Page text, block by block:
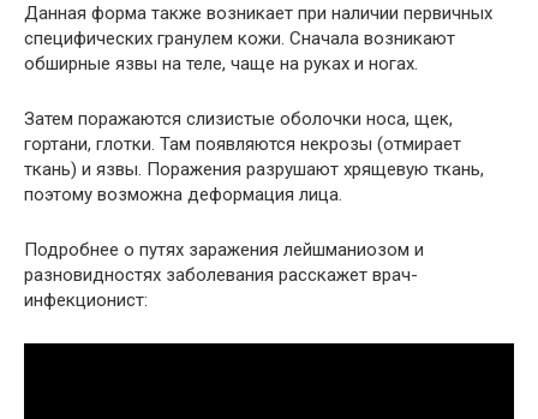
Данная форма также возникает при наличии первичных
специфических гранулем кожи. Сначала возникают
обширные язвы на теле, чаще на руках и ногах.
Затем поражаются слизистые оболочки носа, щек,
гортани, глотки. Там появляются некрозы (отмирает
ткань) и язвы. Поражения разрушают хрящевую ткань,
поэтому возможна деформация лица.
Подробнее о путях заражения лейшманиозом и
разновидностях заболевания расскажет врач-
инфекционист: